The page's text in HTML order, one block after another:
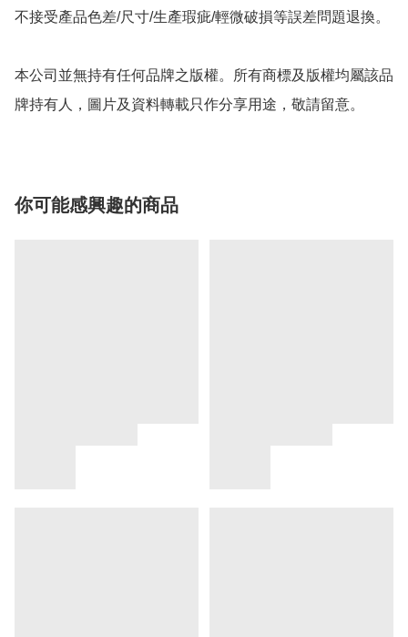
不接受產品色差/尺寸/生產瑕疵/輕微破損等誤差問題退換。
本公司並無持有任何品牌之版權。所有商標及版權均屬該品
牌持有人，圖片及資料轉載只作分享用途，敬請留意。
你可能感興趣的商品